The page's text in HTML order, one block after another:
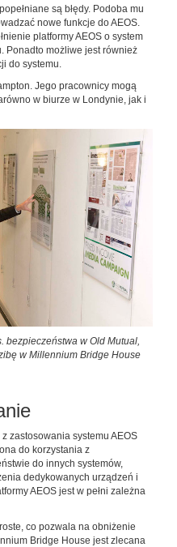
są błędy. Podoba mu
nowe funkcje do AEOS.
platformy AEOS o system
Ponadto możliwe jest również
do systemu.
Jego pracownicy mogą
w biurze w Londynie, jak i
bezpieczeństwa w Old Mutual,
w Millennium Bridge House
zastosowania systemu AEOS
do korzystania z
do innych systemów,
dedykowanych urządzeń i
AEOS jest w pełni zależna
co pozwala na obniżenie
Bridge House jest zlecana